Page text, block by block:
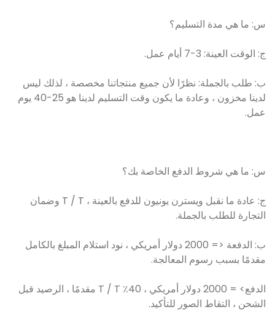
س: ما هي مدة التسليم؟
ج: الوقت العينة: 3-7 أيام عمل.
ب: طلب بالجملة: نظرًا لأن جميع منتجاتنا مخصصة ، لذلك ليس
لدينا مخزون ، وعادة ما يكون وقت التسليم لدينا هو 25-40 يوم
عمل.
س: ما هي شروط الدفع الخاصة بك؟
ج: عادة ما نقبل ويسترن يونيون للدفع بالعينة ، T / T وضمان
التجارة للطلب بالجملة.
ب: الدفعة <= 2000 دولار أمريكي ، نود استلام المبلغ بالكامل
مقدمًا بسبب رسوم المعالجة.
الدفع> = 2000 دولار أمريكي ، 40٪ T / T مقدمًا ، الرصيد قبل
الشحن ، التقاط الصور للتأكيد.